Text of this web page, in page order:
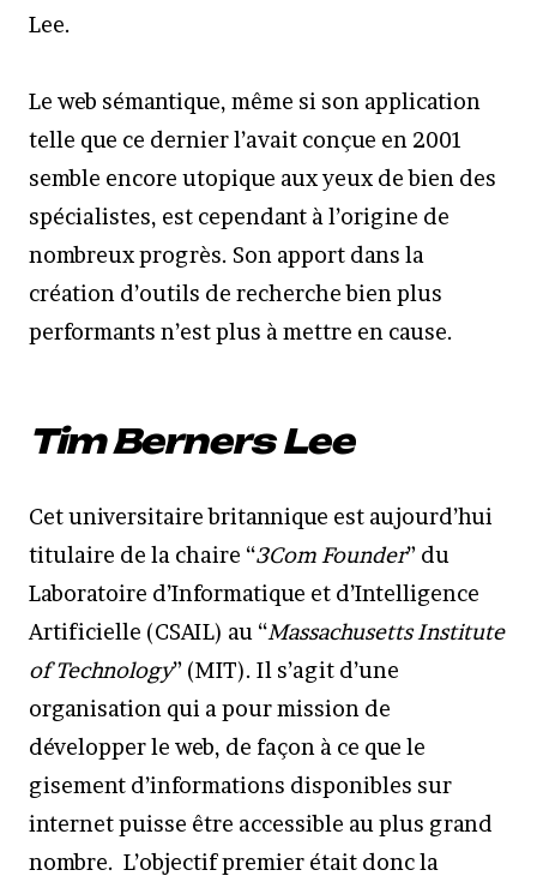
Lee.
Le web sémantique, même si son application
telle que ce dernier l’avait conçue en 2001
semble encore utopique aux yeux de bien des
spécialistes, est cependant à l’origine de
nombreux progrès. Son apport dans la
création d’outils de recherche bien plus
performants n’est plus à mettre en cause.
Tim Berners Lee
Cet universitaire britannique est aujourd’hui
titulaire de la chaire “3Com Founder” du
Laboratoire d’Informatique et d’Intelligence
Artificielle (CSAIL) au “Massachusetts Institute
of Technology” (MIT). Il s’agit d’une
organisation qui a pour mission de
développer le web, de façon à ce que le
gisement d’informations disponibles sur
internet puisse être accessible au plus grand
nombre. L’objectif premier était donc la